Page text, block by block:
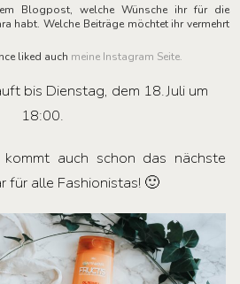
Blogpost, welche Wünsche ihr für die
habt. Welche Beiträge möchtet ihr vermehrt
liked auch meine Instagram Seite.
bis Dienstag, dem 18.Juli um
18:00.
auch schon das nächste
für alle Fashionistas! 🙂